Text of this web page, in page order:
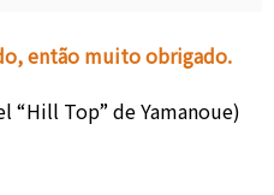
então muito obrigado.
“Hill Top” de Yamanoue)